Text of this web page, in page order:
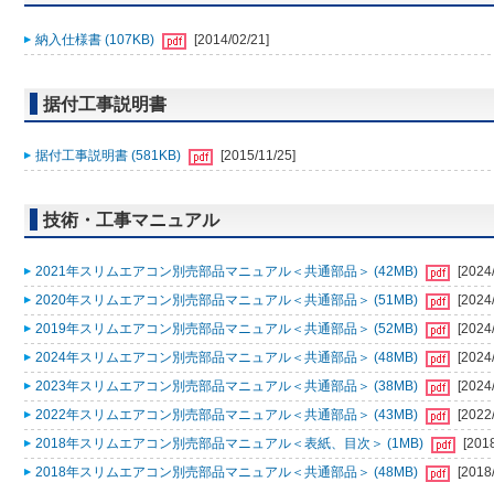
納入仕様書 (107KB) [2014/02/21]
据付工事説明書
据付工事説明書 (581KB) [2015/11/25]
技術・工事マニュアル
2021年スリムエアコン別売部品マニュアル＜共通部品＞ (42MB)
2020年スリムエアコン別売部品マニュアル＜共通部品＞ (51MB)
2019年スリムエアコン別売部品マニュアル＜共通部品＞ (52MB)
2024年スリムエアコン別売部品マニュアル＜共通部品＞ (48MB)
2023年スリムエアコン別売部品マニュアル＜共通部品＞ (38MB)
2022年スリムエアコン別売部品マニュアル＜共通部品＞ (43MB)
2018年スリムエアコン別売部品マニュアル＜表紙、目次＞ (1MB)
2018年スリムエアコン別売部品マニュアル＜共通部品＞ (48MB)